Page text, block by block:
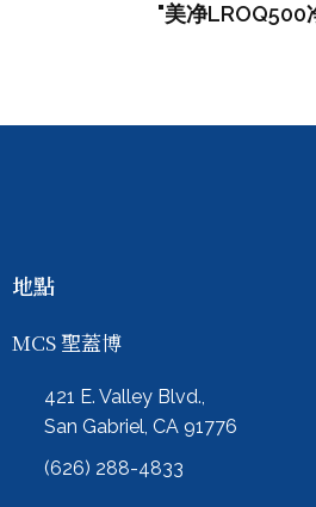
"美净LROQ500
地點
MCS 聖蓋博
421 E. Valley Blvd.,
San Gabriel, CA 91776
(626) 288-4833